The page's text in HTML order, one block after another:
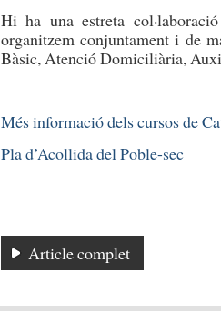
Hi ha una estreta
organitzem conjuntament i de
Bàsic, Atenció Domiciliària,
Més informació dels cursos de
Pla d’Acollida del Poble-sec
Article complet